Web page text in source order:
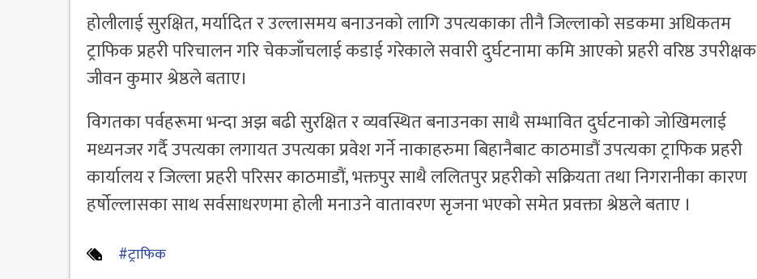
होलीलाई सुरक्षित, मर्यादित र उल्लासमय बनाउनको लागि उपत्यकाका तीनै जिल्लाको सडकमा अधिकतम
ट्राफिक प्रहरी परिचालन गरि चेकजाँचलाई कडाई गरेकाले सवारी दुर्घटनामा कमि आएको प्रहरी वरिष्ठ उपरीक्षक
जीवन कुमार श्रेष्ठले बताए।
विगतका पर्वहरूमा भन्दा अझ बढी सुरक्षित र व्यवस्थित बनाउनका साथै सम्भावित दुर्घटनाको जोखिमलाई
मध्यनजर गर्दै उपत्यका लगायत उपत्यका प्रवेश गर्ने नाकाहरुमा बिहानैबाट काठमाडौं उपत्यका ट्राफिक प्रहरी
कार्यालय र जिल्ला प्रहरी परिसर काठमाडौं, भक्तपुर साथै ललितपुर प्रहरीको सक्रियता तथा निगरानीका कारण
हर्षोल्लासका साथ सर्वसाधरणमा होली मनाउने वातावरण सृजना भएको समेत प्रवक्ता श्रेष्ठले बताए ।
#ट्राफिक